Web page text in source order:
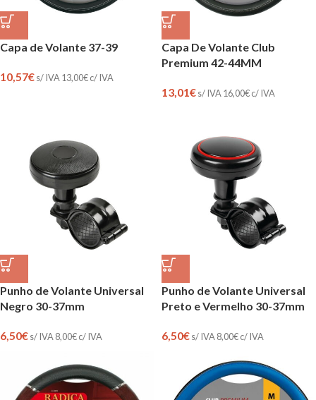
Capa de Volante 37-39
10,57€s/ IVA 13,00€c/ IVA
Capa De Volante Club
Premium 42-44MM
13,01€s/ IVA 16,00€c/ IVA
Punho de Volante Universal
Negro 30-37mm
6,50€s/ IVA 8,00€c/ IVA
Punho de Volante Universal
Preto e Vermelho 30-37mm
6,50€s/ IVA 8,00€c/ IVA